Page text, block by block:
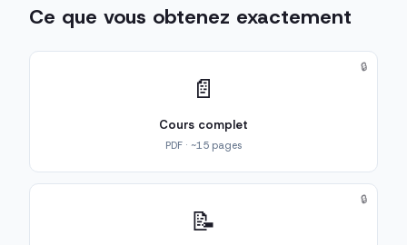
Ce que vous obtenez exactement
📄
Cours complet
PDF · ~15 pages
🔒
📝
🔒